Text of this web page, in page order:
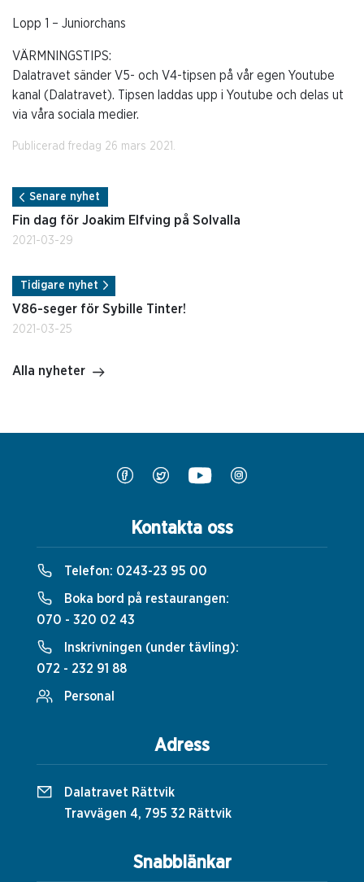
Lopp 1 – Juniorchans
VÄRMNINGSTIPS:
Dalatravet sänder V5- och V4-tipsen på vår egen Youtube
kanal (Dalatravet). Tipsen laddas upp i Youtube och delas ut
via våra sociala medier.
Publicerad fredag 26 mars 2021.
Senare nyhet
Fin dag för Joakim Elfving på Solvalla
2021-03-29
Tidigare nyhet
V86-seger för Sybille Tinter!
2021-03-25
Alla nyheter
Snabblänkar
Kontakta oss
Telefon: 0243-23 95 00
Boka bord på restaurangen:
070 - 320 02 43
Inskrivningen (under tävling):
072 - 232 91 88
Personal
Adress
Dalatravet Rättvik
Travvägen 4, 795 32 Rättvik